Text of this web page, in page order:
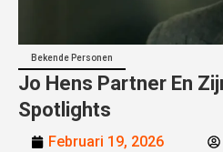
Bekende Personen
Jo Hens Partner En
Spotlights
Februari 19, 2026